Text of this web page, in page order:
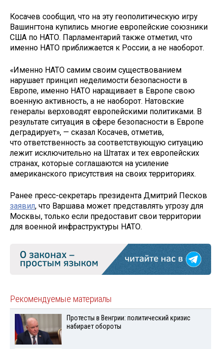
Косачев сообщил, что на эту геополитическую игру
Вашингтона купились многие европейские союзники
США по НАТО. Парламентарий также отметил, что
именно НАТО приближается к России, а не наоборот.
«Именно НАТО самим своим существованием
нарушает принцип неделимости безопасности в
Европе, именно НАТО наращивает в Европе свою
военную активность, а не наоборот. Натовские
генералы верховодят европейскими политиками. В
результате ситуация в сфере безопасности в Европе
деградирует», — сказал Косачев, отметив,
что ответственность за соответствующую ситуацию
лежит исключительно на Штатах и тех европейских
странах, которые соглашаются на усиление
американского присутствия на своих территориях.
Ранее пресс-секретарь президента Дмитрий Песков
заявил, что Варшава может представлять угрозу для
Москвы, только если предоставит свои территории
для военной инфраструктуры НАТО.
Рекомендуемые материалы
Протесты в Венгрии: политический кризис
набирает обороты